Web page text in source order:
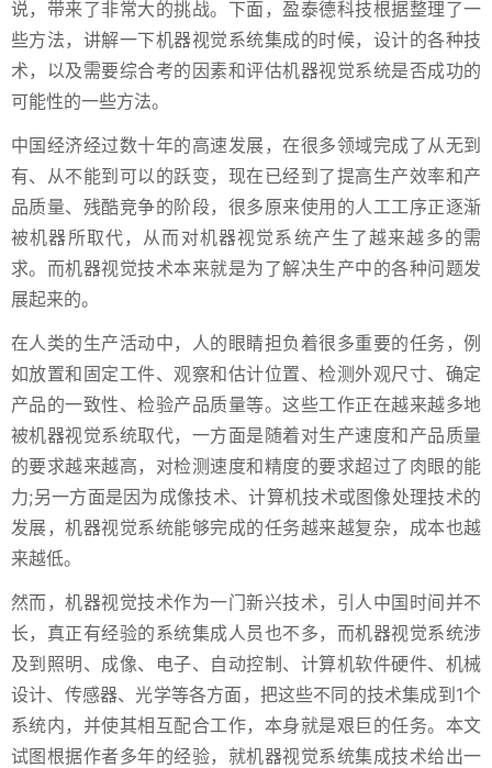
说，带来了非常大的挑战。下面，盈泰德科技根据整理了一
些方法，讲解一下机器视觉系统集成的时候，设计的各种技
术，以及需要综合考的因素和评估机器视觉系统是否成功的
可能性的一些方法。
中国经济经过数十年的高速发展，在很多领域完成了从无到
有、从不能到可以的跃变，现在已经到了提高生产效率和产
品质量、残酷竞争的阶段，很多原来使用的人工工序正逐渐
被机器所取代，从而对机器视觉系统产生了越来越多的需
求。而机器视觉技术本来就是为了解决生产中的各种问题发
展起来的。
在人类的生产活动中，人的眼睛担负着很多重要的任务，例
如放置和固定工件、观察和估计位置、检测外观尺寸、确定
产品的一致性、检验产品质量等。这些工作正在越来越多地
被机器视觉系统取代，一方面是随着对生产速度和产品质量
的要求越来越高，对检测速度和精度的要求超过了肉眼的能
力;另一方面是因为成像技术、计算机技术或图像处理技术的
发展，机器视觉系统能够完成的任务越来越复杂，成本也越
来越低。
然而，机器视觉技术作为一门新兴技术，引人中国时间并不
长，真正有经验的系统集成人员也不多，而机器视觉系统涉
及到照明、成像、电子、自动控制、计算机软件硬件、机械
设计、传感器、光学等各方面，把这些不同的技术集成到1个
系统内，并使其相互配合工作，本身就是艰巨的任务。本文
试图根据作者多年的经验，就机器视觉系统集成技术给出一